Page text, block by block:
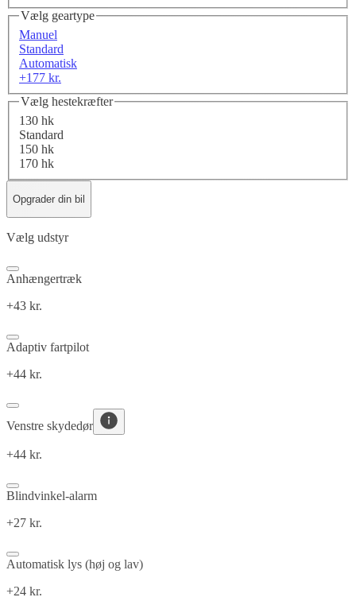
Vælg geartype
Manuel
Standard
Automatisk
+177 kr.
Vælg hestekræfter
130 hk
Standard
150 hk
170 hk
Opgrader din bil
Vælg udstyr
Anhængertræk
+43 kr.
Adaptiv fartpilot
+44 kr.
Venstre skydedør
+44 kr.
Blindvinkel-alarm
+27 kr.
Automatisk lys (høj og lav)
+24 kr.